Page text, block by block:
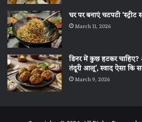
घर पर बनाएं चटपटी ‘स्ट्रीट
March 11, 2026
डिनर में कुछ हटकर
तंदूरी आलू’, स्वाद ऐसा कि
March 9, 2026